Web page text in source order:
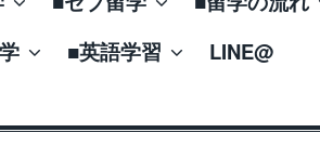
■英語学習
LINE@